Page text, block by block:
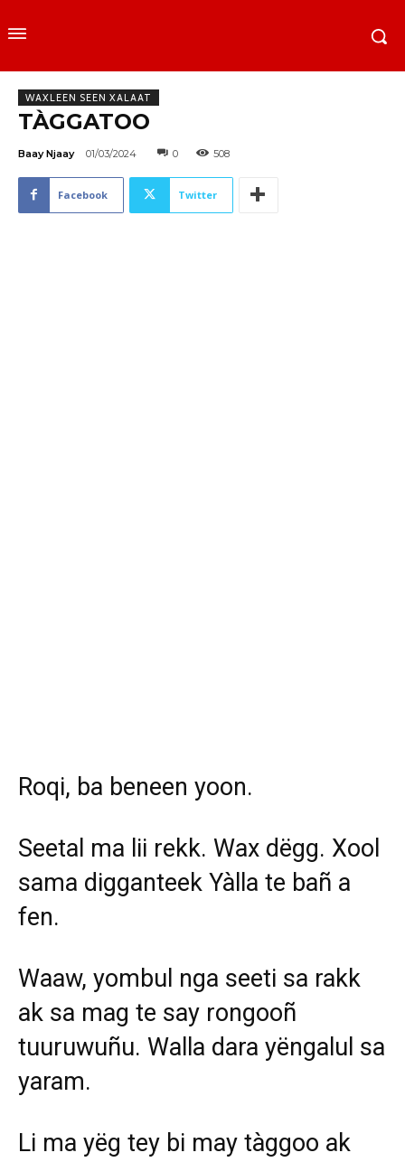
WAXLEEN SEEN XALAAT
TÀGGATOO
Baay Njaay 01/03/2024 0 508
Facebook Twitter
Roqi, ba beneen yoon.
Seetal ma lii rekk. Wax dëgg. Xool
sama digganteek Yàlla te bañ a
fen.
Waaw, yombul nga seeti sa rakk
ak sa mag te say rongooñ
tuuruwuñu. Walla dara yëngalul sa
yaram.
Li ma yëg tey bi may tàggoo ak